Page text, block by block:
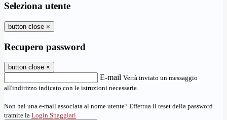
Seleziona utente
button close ×
Recupero password
button close ×
E-mail Verrà inviato un messaggio
all'indirizzo indicato con le istruzioni necessarie.
Non hai una e-mail associata al nome utente? Effettua il reset della password
tramite la Login Spaggiari